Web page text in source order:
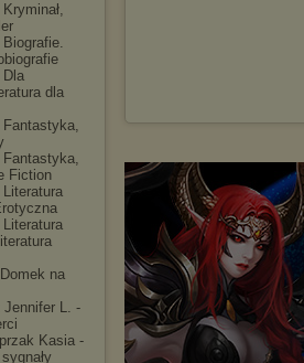
dla
Fiction
na
Jennifer L. -
k Kasia -